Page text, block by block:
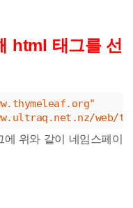
html 태그를 선
web/
위와 같이 네임스페이